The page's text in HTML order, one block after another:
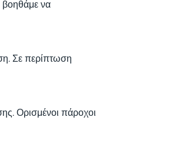
βοηθάμε να
Σε περίπτωση
Ορισμένοι πάροχοι